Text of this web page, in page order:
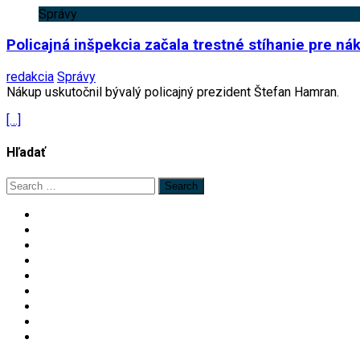
Správy
Policajná inšpekcia začala trestné stíhanie pre
redakcia Správy
Nákup uskutočnil bývalý policajný prezident Štefan Hamran.
[…]
Hľadať
Search
for: